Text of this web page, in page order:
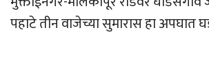
पहाटे तीन वाजेच्या सुमारास हा अपघात